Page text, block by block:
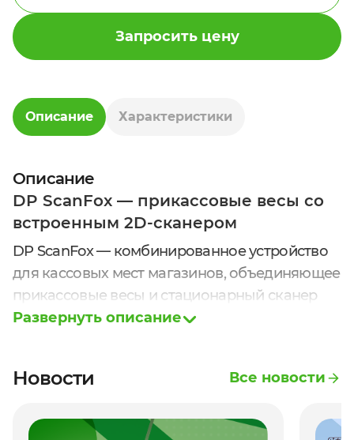
Запросить цену
Описание Характеристики
Описание
DP ScanFox — прикассовые весы со
встроенным 2D-сканером
DP ScanFox — комбинированное устройство
для кассовых мест магазинов, объединяющее
прикассовые весы и стационарный сканер
штрих-кодов.
взвешивания товаров, а встроенный
сканирующий модуль обеспечивает быстрое
упаковки. Такое решение позволяет
Развернуть описание
Новости Все новости